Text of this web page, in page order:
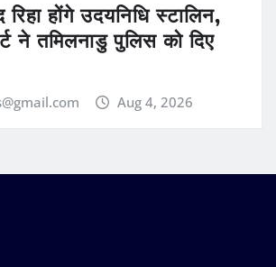
होंगे उदयनिधि स्टालिन,
ने तमिलनाडु पुलिस को दिए
Aug 4, 2026